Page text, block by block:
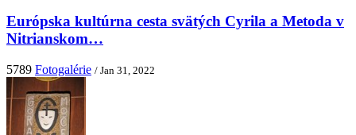
Európska kultúrna cesta svätých Cyrila a Metoda v
Nitrianskom…
5789 Fotogalérie / Jan 31, 2022